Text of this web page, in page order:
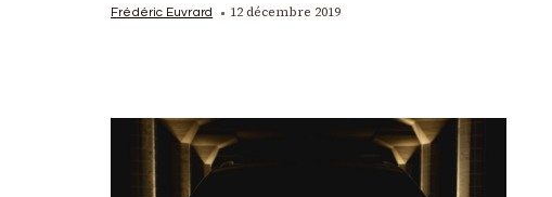
Frédéric Euvrard 12 décembre 2019